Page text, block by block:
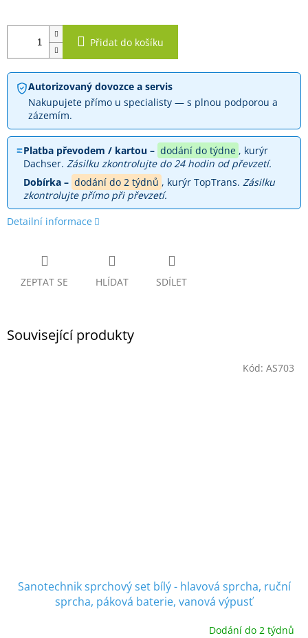
Přidat do košíku
Autorizovaný dovozce a servis
Nakupujete přímo u specialisty — s plnou podporou a
zázemím.
Platba převodem / kartou – dodání do týdne , kurýr
Dachser. Zásilku zkontrolujte do 24 hodin od převzetí.
Dobírka – dodání do 2 týdnů , kurýr TopTrans. Zásilku
zkontrolujte přímo při převzetí.
Detailní informace
ZEPTAT SE HLÍDAT SDÍLET
Související produkty
Sanotechnik sprchový set bílý - hlavová sprcha, ruční
sprcha, páková baterie, vanová výpusť
Dodání do 2 týdnů
Kód: AS703